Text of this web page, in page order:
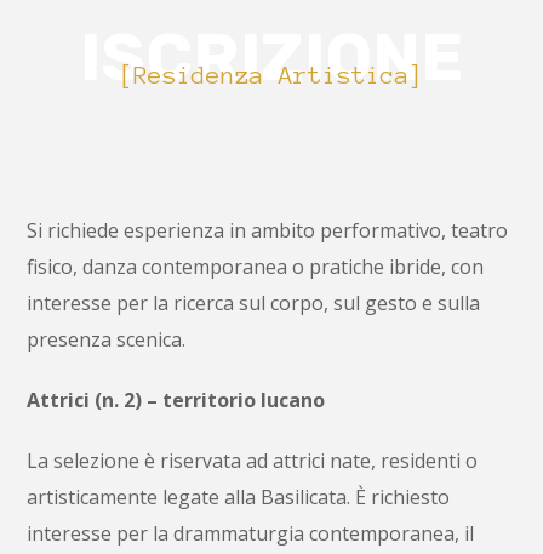
ISCRIZIONE
[Residenza Artistica]
Si richiede esperienza in ambito performativo, teatro
fisico, danza contemporanea o pratiche ibride, con
interesse per la ricerca sul corpo, sul gesto e sulla
presenza scenica.
Attrici (n. 2) – territorio lucano
La selezione è riservata ad attrici nate, residenti o
artisticamente legate alla Basilicata. È richiesto
interesse per la drammaturgia contemporanea, il